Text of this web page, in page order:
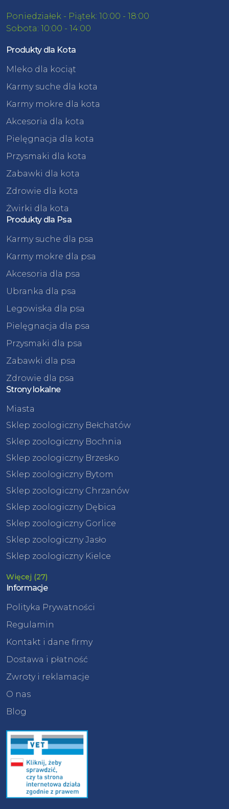
Poniedziałek - Piątek: 10:00 - 18:00
Sobota: 10:00 - 14:00
Produkty dla Kota
Mleko dla kociąt
Karmy suche dla kota
Karmy mokre dla kota
Akcesoria dla kota
Pielęgnacja dla kota
Przysmaki dla kota
Zabawki dla kota
Zdrowie dla kota
Żwirki dla kota
Produkty dla Psa
Karmy suche dla psa
Karmy mokre dla psa
Akcesoria dla psa
Ubranka dla psa
Legowiska dla psa
Pielęgnacja dla psa
Przysmaki dla psa
Zabawki dla psa
Zdrowie dla psa
Strony lokalne
Miasta
Sklep zoologiczny Bełchatów
Sklep zoologiczny Bochnia
Sklep zoologiczny Brzesko
Sklep zoologiczny Bytom
Sklep zoologiczny Chrzanów
Sklep zoologiczny Dębica
Sklep zoologiczny Gorlice
Sklep zoologiczny Jasło
Sklep zoologiczny Kielce
Więcej (27)
Informacje
Polityka Prywatności
Regulamin
Kontakt i dane firmy
Dostawa i płatność
Zwroty i reklamacje
O nas
Blog